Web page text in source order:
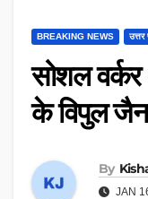
BREAKING NEWS उत्तर
सोशल
के विपुल जैन
By
JAN